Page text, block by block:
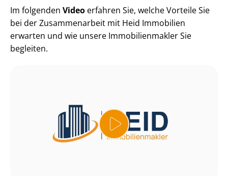
Im folgenden Video erfahren Sie, welche Vorteile Sie
bei der Zusammenarbeit mit Heid Immobilien
erwarten und wie unsere Im­mo­bi­li­en­mak­ler Sie
begleiten.